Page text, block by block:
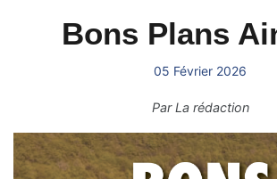
Bons Plans
05 Février 2026
ParLa rédaction